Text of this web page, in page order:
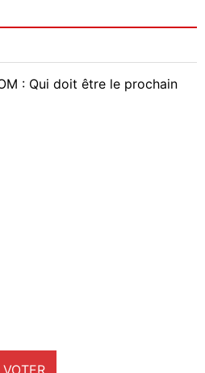
: Qui doit être le prochain
VOTER